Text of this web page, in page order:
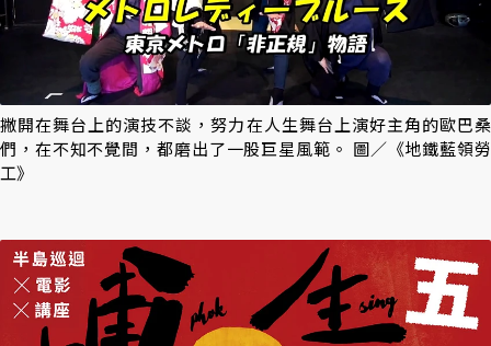
撇開在舞台上的演技不談，努力在人生舞台上演好主角的歐巴桑
們，在不知不覺間，都磨出了一股巨星風範。 圖／《地鐵藍領勞
工》